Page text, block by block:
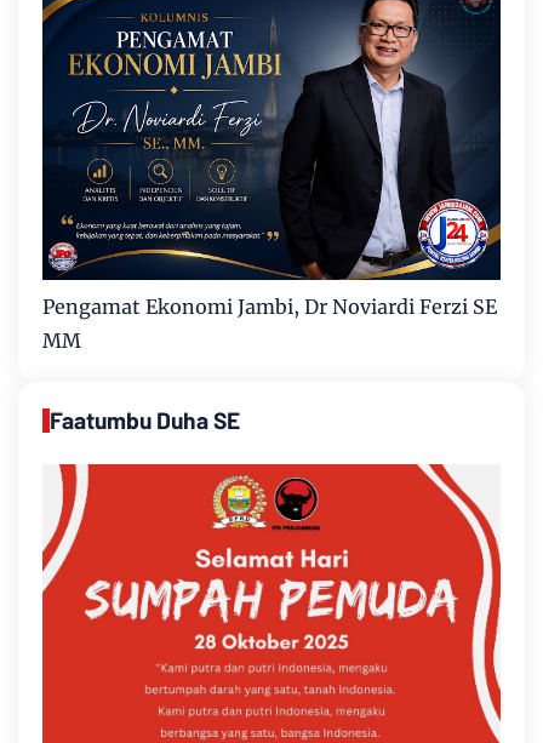
Pengamat Ekonomi Jambi, Dr Noviardi Ferzi SE
MM
Faatumbu Duha SE